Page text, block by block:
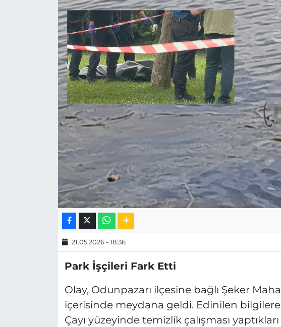
21.05.2026 - 18:36
Park İşçileri Fark Etti
Olay, Odunpazarı ilçesine bağlı Şeker
içerisinde meydana geldi. Edinilen
Çayı yüzeyinde temizlik çalışması
EĞİTİM
MAGAZİN
ESKİŞEHİRSPOR